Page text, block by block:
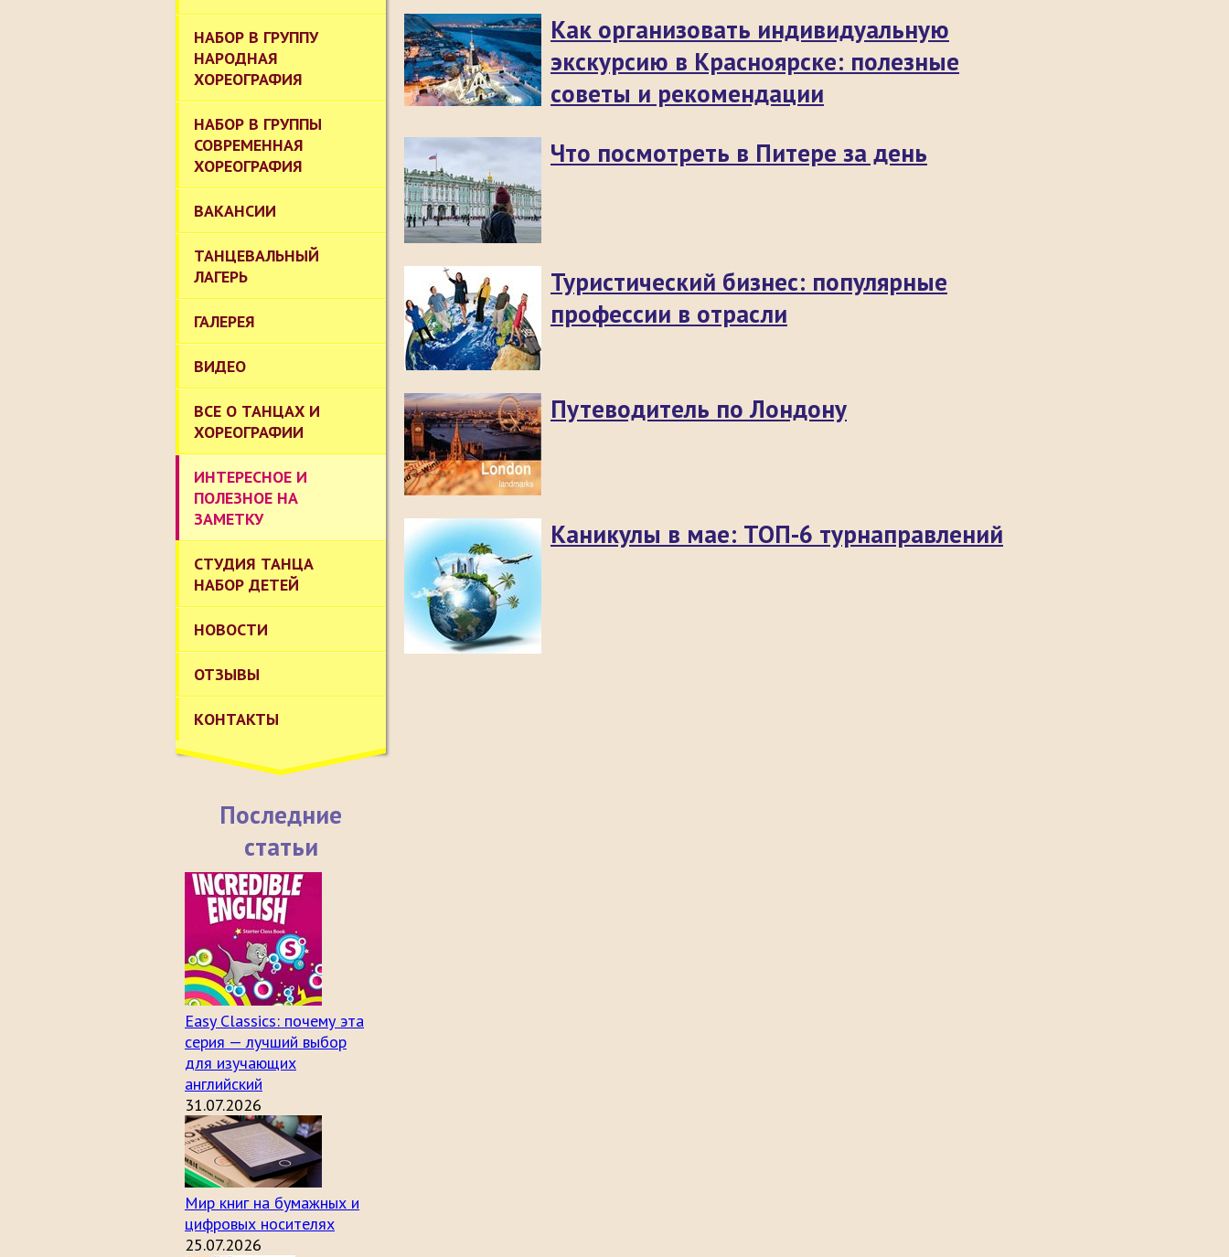
НАБОР В ГРУППУ
НАРОДНАЯ
ХОРЕОГРАФИЯ
НАБОР В ГРУППЫ
СОВРЕМЕННАЯ
ХОРЕОГРАФИЯ
ВАКАНСИИ
ТАНЦЕВАЛЬНЫЙ
ЛАГЕРЬ
ГАЛЕРЕЯ
ВИДЕО
ВСЕ О ТАНЦАХ И
ХОРЕОГРАФИИ
ИНТЕРЕСНОЕ И
ПОЛЕЗНОЕ НА
ЗАМЕТКУ
СТУДИЯ ТАНЦА
НАБОР ДЕТЕЙ
НОВОСТИ
ОТЗЫВЫ
КОНТАКТЫ
Последние
статьи
Easy Classics: почему эта
серия — лучший выбор
для изучающих
английский
31.07.2026
Мир книг на бумажных и
цифровых носителях
25.07.2026
Как организовать индивидуальную
экскурсию в Красноярске: полезные
советы и рекомендации
Что посмотреть в Питере за день
Туристический бизнес: популярные
профессии в отрасли
Путеводитель по Лондону
Каникулы в мае: ТОП-6 турнаправлений